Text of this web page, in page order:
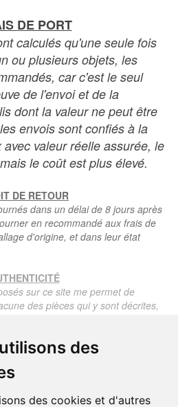
des
des cookies et d'autres
DE PORT
calculés qu'une seule fois
ou plusieurs objets, les
car c'est le seul
de l'envoi et de la
dont la valeur ne peut être
envois sont confiés à la
valeur réelle assurée, le
le coût est plus élevé.
DE RETOUR
dans un délai de 8 jours après
en recommandé aux frais de
d'origine, et dans leur état
sur ce site me permet de
des pièces qui y sont décrites,
garantis d'époque et authentiques,
dans la description.
l'objet reprenant la description
prix de vente, accompagné d'une
couleurs est communiqué
dont le prix est supérieur à 130
chaque certificat est facturé 5